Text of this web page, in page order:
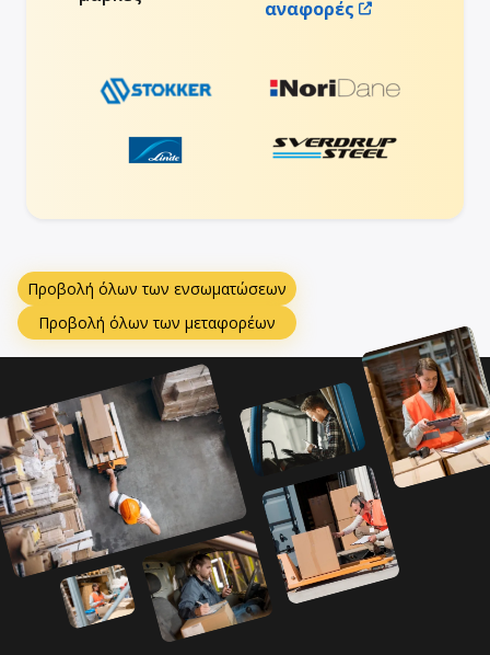
αναφορές
Προβολή όλων των ενσωματώσεων
Προβολή όλων των μεταφορέων